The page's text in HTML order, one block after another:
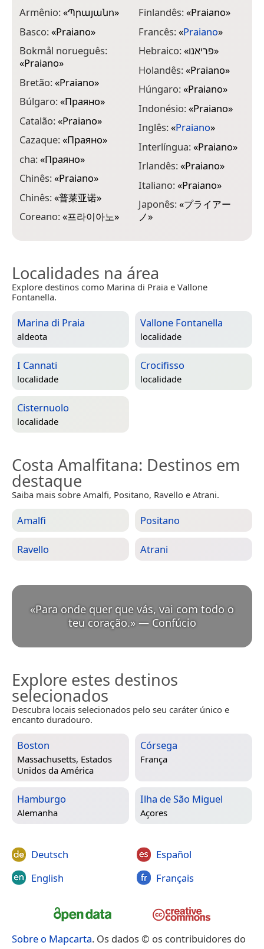
Armênio:«Պրայանո»
Basco:«Praiano»
Bokmål norueguês:
«Praiano»
Bretão:«Praiano»
Búlgaro:«Праяно»
Catalão:«Praiano»
Cazaque:«Праяно»
cha:«Праяно»
Chinês:«Praiano»
Chinês:«普莱亚诺»
Coreano:«프라이아노»
Finlandês:«Praiano»
Francês:«Praiano»
Hebraico:«פריאנו»
Holandês:«Praiano»
Húngaro:«Praiano»
Indonésio:«Praiano»
Inglês:«Praiano»
Interlíngua:«Praiano»
Irlandês:«Praiano»
Italiano:«Praiano»
Japonês:«プライアー
ノ»
Localidades na área
Explore destinos como Marina di Praia e Vallone
Fontanella.
Marina di Praia
aldeota
Vallone Fontanella
localidade
I Cannati
localidade
Crocifisso
localidade
Cisternuolo
localidade
Costa Amalfitana: Destinos em
destaque
Saiba mais sobre Amalfi, Positano, Ravello e Atrani.
Amalfi Positano
Ravello Atrani
«Para onde quer que vás, vai com todo o
teu coração.» — Confúcio
Explore estes destinos
selecionados
Descubra locais selecionados pelo seu caráter único e
encanto duradouro.
Boston
Massachusetts, Estados
Unidos da América
Córsega
França
Hamburgo
Alemanha
Ilha de São Miguel
Açores
Deutsch
English
Español
Français
Sobre o Mapcarta. Os dados © os contribuidores do